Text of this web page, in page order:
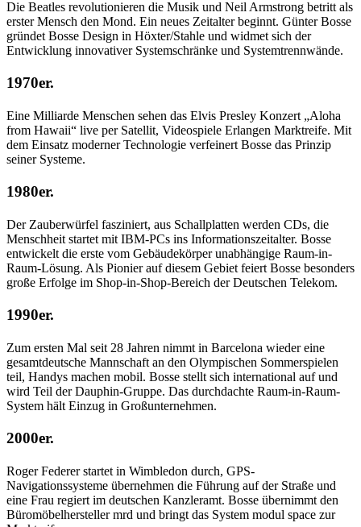
Die Beatles revolutionieren die Musik und Neil Armstrong betritt als
erster Mensch den Mond. Ein neues Zeitalter beginnt. Günter Bosse
gründet Bosse Design in Höxter/Stahle und widmet sich der
Entwicklung innovativer Systemschränke und Systemtrennwände.
1970er.
Eine Milliarde Menschen sehen das Elvis Presley Konzert „Aloha
from Hawaii“ live per Satellit, Videospiele Erlangen Marktreife. Mit
dem Einsatz moderner Technologie verfeinert Bosse das Prinzip
seiner Systeme.
1980er.
Der Zauberwürfel fasziniert, aus Schallplatten werden CDs, die
Menschheit startet mit IBM-PCs ins Informationszeitalter. Bosse
entwickelt die erste vom Gebäudekörper unabhängige Raum-in-
Raum-Lösung. Als Pionier auf diesem Gebiet feiert Bosse besonders
große Erfolge im Shop-in-Shop-Bereich der Deutschen Telekom.
1990er.
Zum ersten Mal seit 28 Jahren nimmt in Barcelona wieder eine
gesamtdeutsche Mannschaft an den Olympischen Sommerspielen
teil, Handys machen mobil. Bosse stellt sich international auf und
wird Teil der Dauphin-Gruppe. Das durchdachte Raum-in-Raum-
System hält Einzug in Großunternehmen.
2000er.
Roger Federer startet in Wimbledon durch, GPS-
Navigationssysteme übernehmen die Führung auf der Straße und
eine Frau regiert im deutschen Kanzleramt. Bosse übernimmt den
Büromöbelhersteller mrd und bringt das System modul space zur